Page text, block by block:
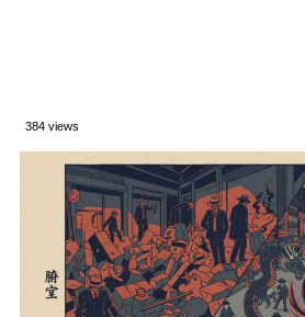
384 views